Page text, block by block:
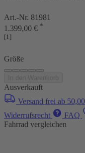
Art.-Nr. 81981
1.399,00 € *
[1]
Größe
Ausverkauft
Versand frei ab
Widerrufsrecht
FAQ
Fahrrad vergleichen